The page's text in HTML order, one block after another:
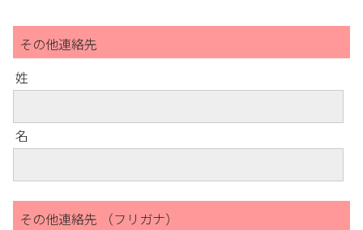
その他連絡先
姓
名
その他連絡先 （フリガナ）